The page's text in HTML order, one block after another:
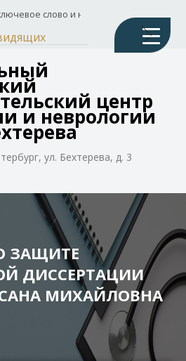
центр
и неврологии
ул. Бехтерева, д. 3
ЗАЩИТЕ
ДИССЕРТАЦИИ
МИХАЙЛОВНА